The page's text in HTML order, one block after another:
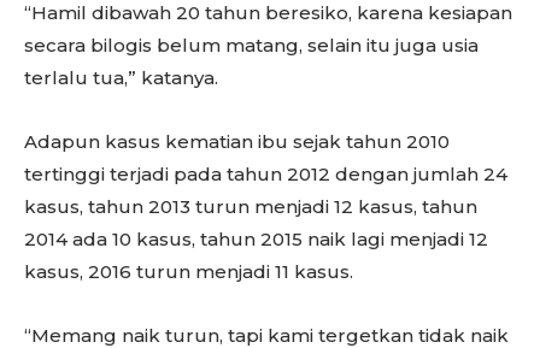
“Hamil dibawah 20 tahun beresiko, karena kesiapan
secara bilogis belum matang, selain itu juga usia
terlalu tua,” katanya.
Adapun kasus kematian ibu sejak tahun 2010
tertinggi terjadi pada tahun 2012 dengan jumlah 24
kasus, tahun 2013 turun menjadi 12 kasus, tahun
2014 ada 10 kasus, tahun 2015 naik lagi menjadi 12
kasus, 2016 turun menjadi 11 kasus.
“Memang naik turun, tapi kami tergetkan tidak naik